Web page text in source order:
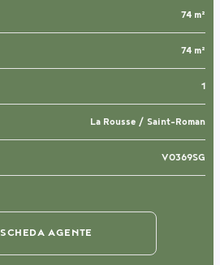
74 m²
74 m²
1
La Rousse / Saint-Roman
V0369SG
SCHEDA AGENTE